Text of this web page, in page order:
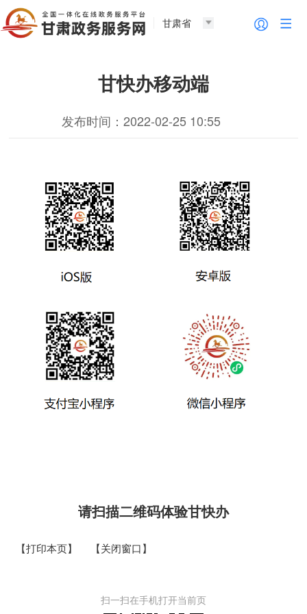
甘肃省
甘快办移动端
发布时间：2022-02-25 10:55
请扫描二维码体验甘快办
【打印本页】 【关闭窗口】
扫一扫在手机打开当前页